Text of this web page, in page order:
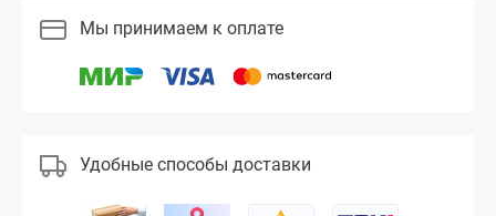
Мы принимаем к оплате
Удобные способы доставки